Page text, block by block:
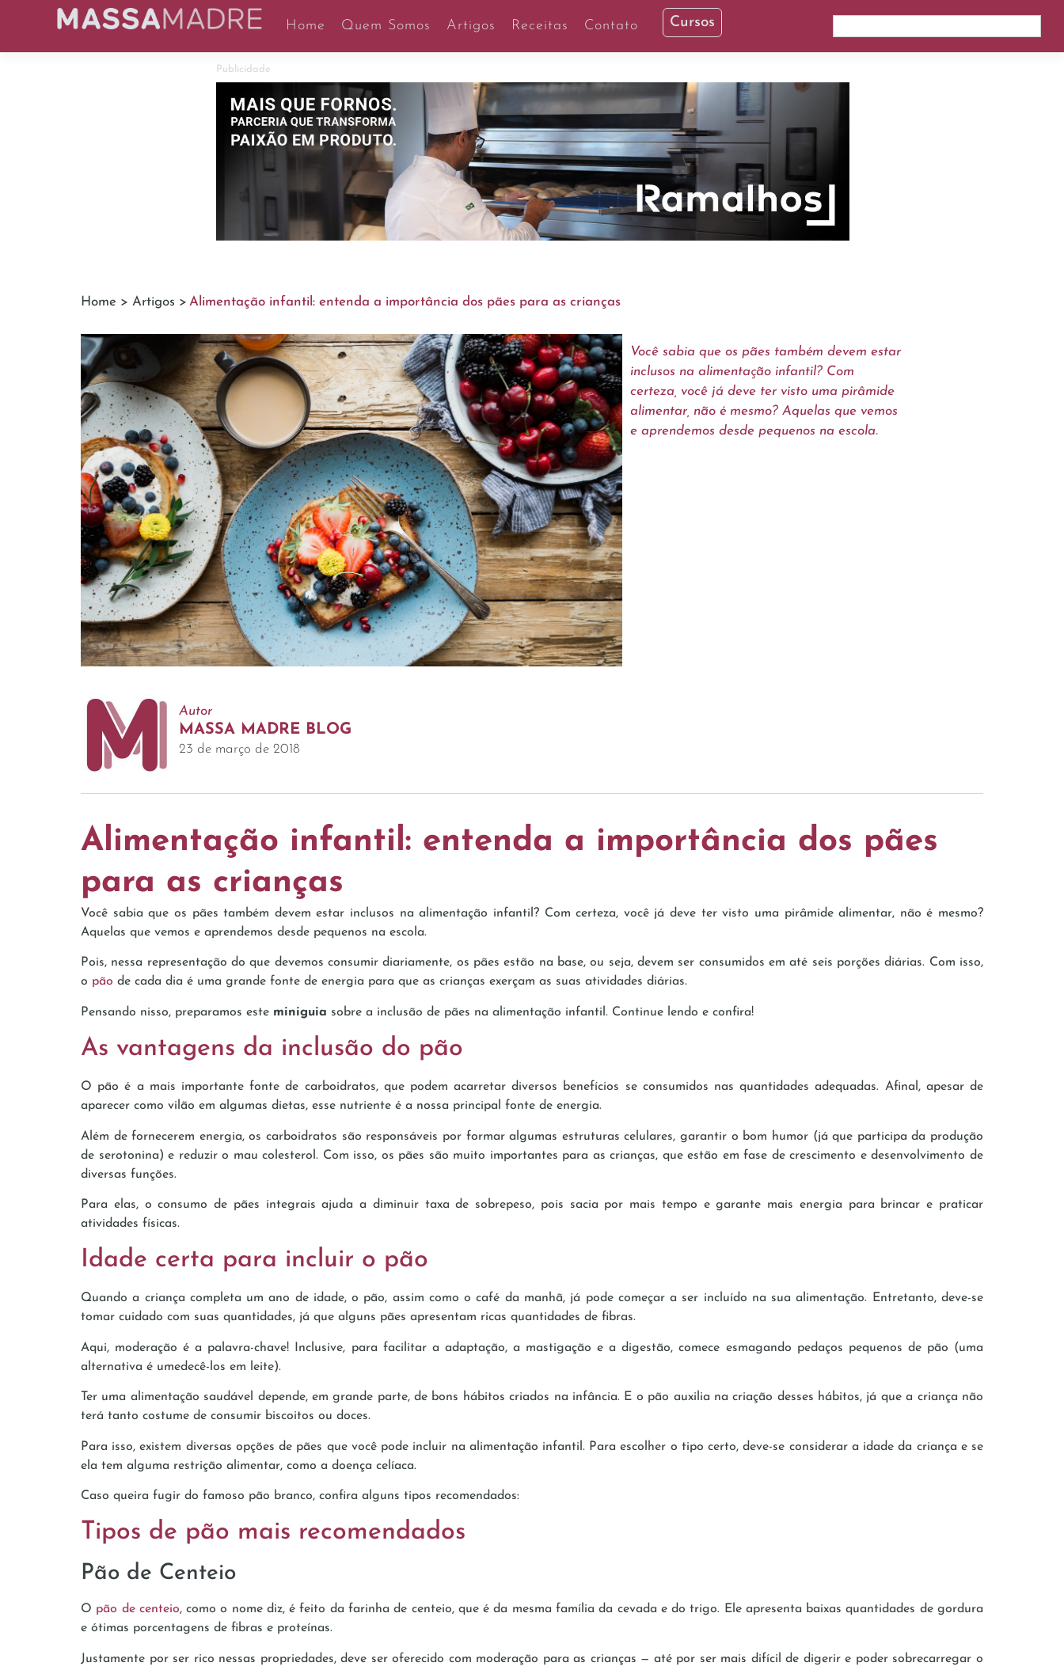
Home Quem Somos Artigos Receitas Contato Cursos
Publicidade
Home > Artigos > Alimentação infantil: entenda a importância dos pães para as crianças
Você sabia que os pães também devem estar
inclusos na alimentação infantil? Com
certeza, você já deve ter visto uma pirâmide
alimentar, não é mesmo? Aquelas que vemos
e aprendemos desde pequenos na escola.
Autor
MASSA MADRE BLOG
23 de março de 2018
Alimentação infantil: entenda a importância dos pães
para as crianças
Você sabia que os pães também devem estar inclusos na alimentação infantil? Com certeza, você já deve ter visto uma pirâmide alimentar, não é mesmo?
Aquelas que vemos e aprendemos desde pequenos na escola.
Pois, nessa representação do que devemos consumir diariamente, os pães estão na base, ou seja, devem ser consumidos em até seis porções diárias. Com isso,
o pão de cada dia é uma grande fonte de energia para que as crianças exerçam as suas atividades diárias.
Pensando nisso, preparamos este miniguia sobre a inclusão de pães na alimentação infantil. Continue lendo e confira!
As vantagens da inclusão do pão
O pão é a mais importante fonte de carboidratos, que podem acarretar diversos benefícios se consumidos nas quantidades adequadas. Afinal, apesar de
aparecer como vilão em algumas dietas, esse nutriente é a nossa principal fonte de energia.
Além de fornecerem energia, os carboidratos são responsáveis por formar algumas estruturas celulares, garantir o bom humor (já que participa da produção
de serotonina) e reduzir o mau colesterol. Com isso, os pães são muito importantes para as crianças, que estão em fase de crescimento e desenvolvimento de
diversas funções.
Para elas, o consumo de pães integrais ajuda a diminuir taxa de sobrepeso, pois sacia por mais tempo e garante mais energia para brincar e praticar
atividades físicas.
Idade certa para incluir o pão
Quando a criança completa um ano de idade, o pão, assim como o café da manhã, já pode começar a ser incluído na sua alimentação. Entretanto, deve-se
tomar cuidado com suas quantidades, já que alguns pães apresentam ricas quantidades de fibras.
Aqui, moderação é a palavra-chave! Inclusive, para facilitar a adaptação, a mastigação e a digestão, comece esmagando pedaços pequenos de pão (uma
alternativa é umedecê-los em leite).
Ter uma alimentação saudável depende, em grande parte, de bons hábitos criados na infância. E o pão auxilia na criação desses hábitos, já que a criança não
terá tanto costume de consumir biscoitos ou doces.
Para isso, existem diversas opções de pães que você pode incluir na alimentação infantil. Para escolher o tipo certo, deve-se considerar a idade da criança e se
ela tem alguma restrição alimentar, como a doença celíaca.
Caso queira fugir do famoso pão branco, confira alguns tipos recomendados:
Tipos de pão mais recomendados
Pão de Centeio
O pão de centeio, como o nome diz, é feito da farinha de centeio, que é da mesma família da cevada e do trigo. Ele apresenta baixas quantidades de gordura
e ótimas porcentagens de fibras e proteínas.
Justamente por ser rico nessas propriedades, deve ser oferecido com moderação para as crianças — até por ser mais difícil de digerir e poder sobrecarregar o